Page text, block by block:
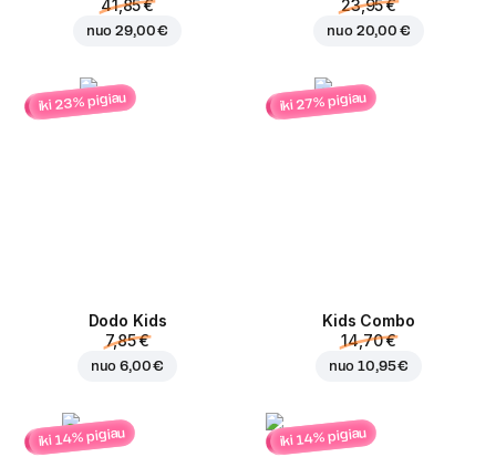
41,85 €
nuo29,00 €
23,95 €
nuo 20,00 €
iki 23% pigiau
Dodo Kids
7,85 €
nuo6,00 €
iki 27% pigiau
Kids Combo
14,70 €
nuo10,95 €
iki 14% pigiau iki 14% pigiau